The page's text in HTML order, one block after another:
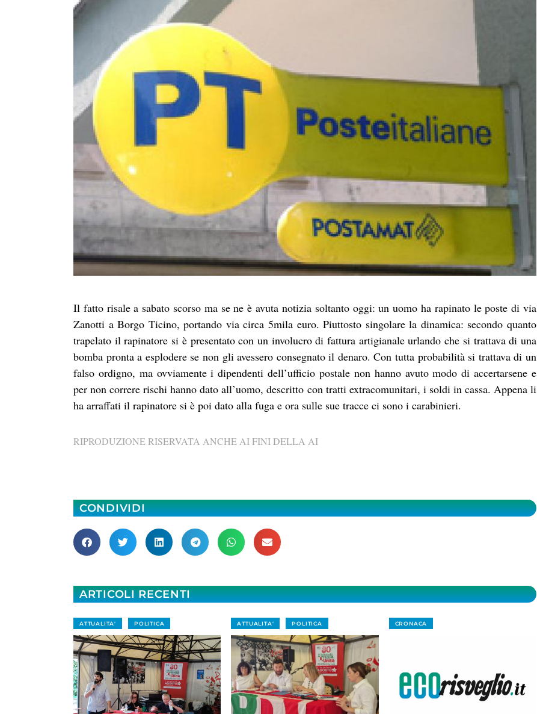
Il fatto risale a sabato scorso ma se ne è avuta notizia soltanto oggi: un uomo ha rapinato le poste di via
Zanotti a Borgo Ticino, portando via circa 5mila euro. Piuttosto singolare la dinamica: secondo quanto
trapelato il rapinatore si è presentato con un involucro di fattura artigianale urlando che si trattava di una
bomba pronta a esplodere se non gli avessero consegnato il denaro. Con tutta probabilità si trattava di un
falso ordigno, ma ovviamente i dipendenti dell’ufficio postale non hanno avuto modo di accertarsene e
per non correre rischi hanno dato all’uomo, descritto con tratti extracomunitari, i soldi in cassa. Appena li
ha arraffati il rapinatore si è poi dato alla fuga e ora sulle sue tracce ci sono i carabinieri.
RIPRODUZIONE RISERVATA ANCHE AI FINI DELLA AI
CONDIVIDI
ARTICOLI RECENTI
ATTUALITA' POLITICA ATTUALITA' POLITICA CRONACA